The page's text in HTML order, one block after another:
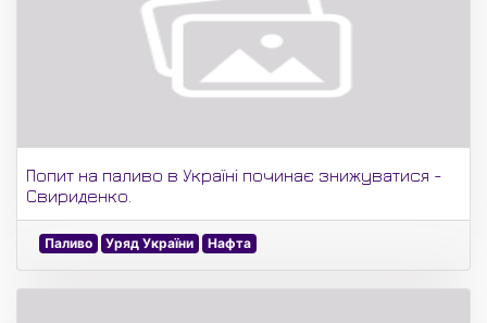
Попит на паливо в Україні починає знижуватися -
Свириденко.
Паливо Уряд України Нафта